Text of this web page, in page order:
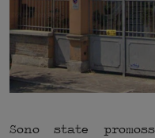
Sono state